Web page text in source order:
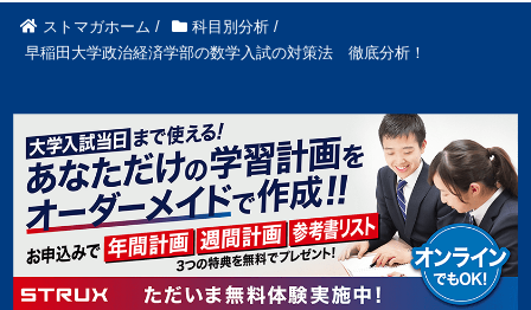
ストマガホーム / 科目別分析 /
早稲田大学政治経済学部の数学入試の対策法 徹底分析！